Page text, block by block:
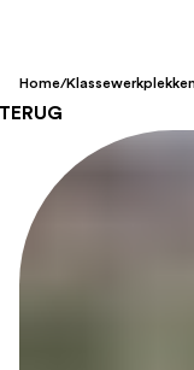
Home/